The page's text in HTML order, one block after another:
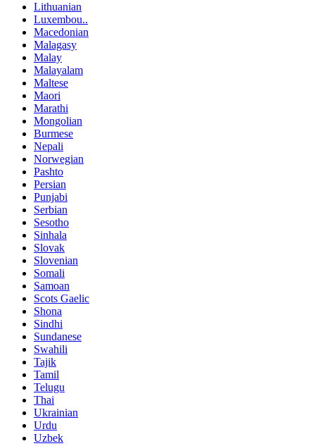
Lithuanian
Luxembou..
Macedonian
Malagasy
Malay
Malayalam
Maltese
Maori
Marathi
Mongolian
Burmese
Nepali
Norwegian
Pashto
Persian
Punjabi
Serbian
Sesotho
Sinhala
Slovak
Slovenian
Somali
Samoan
Scots Gaelic
Shona
Sindhi
Sundanese
Swahili
Tajik
Tamil
Telugu
Thai
Ukrainian
Urdu
Uzbek